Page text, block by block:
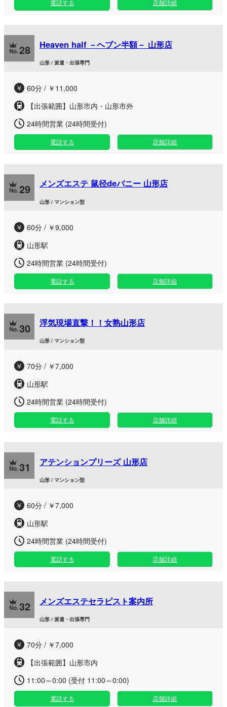
電話する 店舗詳細
28 Heaven half －ヘブン半額－ 山形店
山形 / 派遣・出張専門
60分 / ￥11,000
【出張範囲】山形市内・山形市外
24時間営業 (24時間受付)
電話する 店舗詳細
29 メンズエステ 鼠径deバニー 山形店
山形 / マンション型
60分 / ￥9,000
山形駅
24時間営業 (24時間受付)
電話する 店舗詳細
30 浮気現場直撃！！女熟山形店
山形 / マンション型
70分 / ￥7,000
山形駅
24時間営業 (24時間受付)
電話する 店舗詳細
31 アテンションプリーズ 山形店
山形 / マンション型
60分 / ￥7,000
山形駅
24時間営業 (24時間受付)
電話する 店舗詳細
32 メンズエステセラピスト案内所
山形 / 派遣・出張専門
70分 / ￥7,000
【出張範囲】山形市内
11:00～0:00 (受付 11:00～0:00)
電話する 店舗詳細